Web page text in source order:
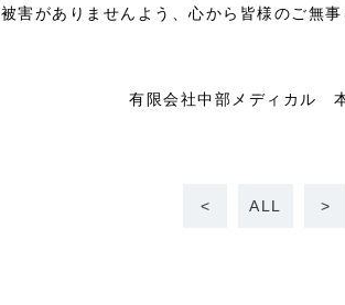
被害がありませんよう、心から皆様のご無事
有限会社中部メディカル
< ALL >